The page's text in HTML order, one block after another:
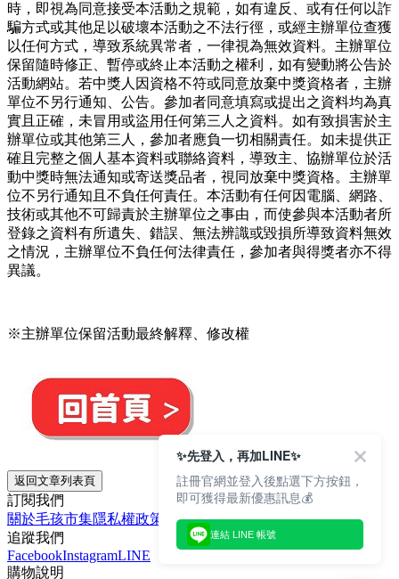
時，即視為同意接受本活動之規範，如有違反、或有任何以詐
騙方式或其他足以破壞本活動之不法行徑，或經主辦單位查獲
以任何方式，導致系統異常者，一律視為無效資料。主辦單位
保留隨時修正、暫停或終止本活動之權利，如有變動將公告於
活動網站。若中獎人因資格不符或同意放棄中獎資格者，主辦
單位不另行通知、公告。參加者同意填寫或提出之資料均為真
實且正確，未冒用或盜用任何第三人之資料。如有致損害於主
辦單位或其他第三人，參加者應負一切相關責任。如未提供正
確且完整之個人基本資料或聯絡資料，導致主、協辦單位於活
動中獎時無法通知或寄送獎品者，視同放棄中獎資格。主辦單
位不另行通知且不負任何責任。本活動有任何因電腦、網路、
技術或其他不可歸責於主辦單位之事由，而使參與本活動者所
登錄之資料有所遺失、錯誤、無法辨識或毀損所導致資料無效
之情況，主辦單位不負任何法律責任，參加者與得獎者亦不得
異議。
※主辦單位保留活動最終解釋、修改權
返回文章列表頁
訂閱我們
關於毛孩市集隱私權政策
文章
追蹤我們
FacebookInstagramLINE
購物說明
✨先登入，再加LINE✨
註冊官網並登入後點選下方按鈕，
即可獲得最新優惠訊息💰
連結 LINE 帳號